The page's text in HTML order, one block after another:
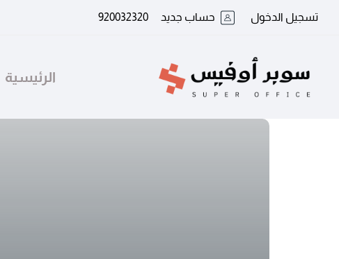
920032320 حساب جديد تسجيل الدخول
الرئيسية